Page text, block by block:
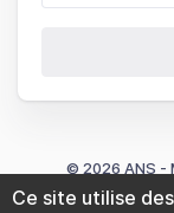
© 2026 ANS -
Ce site utilise